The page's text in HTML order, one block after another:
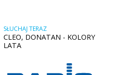
SŁUCHAJ TERAZ
CLEO, DONATAN - KOLORY
LATA